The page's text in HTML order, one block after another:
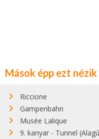
Mások épp ezt nézik
Riccione
Gampenbahn
Musée Lalique
9. kanyar - Tunnel